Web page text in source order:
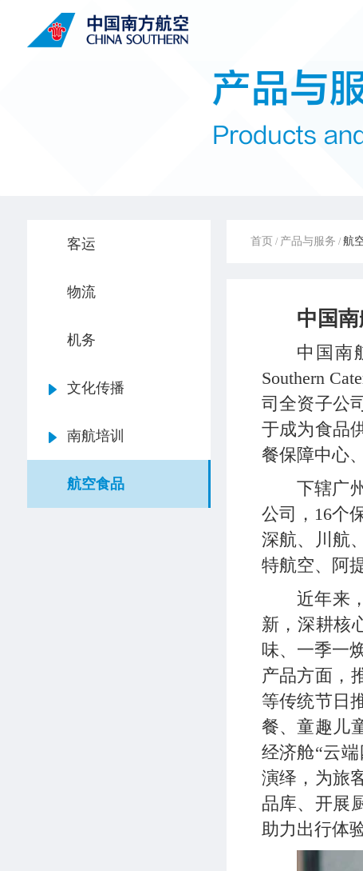
客运
物流
机务
文化传播
南航培训
航空食品
首页 / 产品与服务 / 航
中国
中国南
Southern
司全资子公
于成为食品
餐保障中心
下辖广
公司，16个
深航、川航
特航空、阿
近年来
新，深耕核
味、一季一
产品方面，
等传统节日
餐、童趣儿
经济舱“云
演绎，为旅
品库、开展
助力出行体